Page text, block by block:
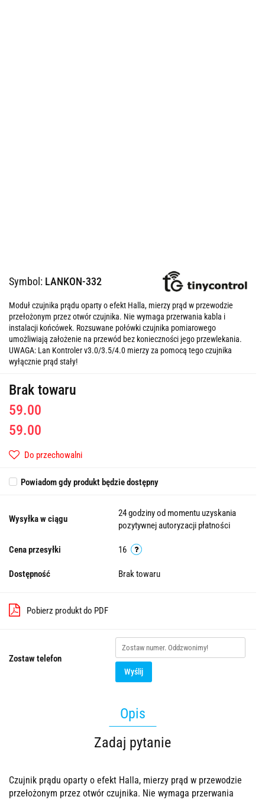
Symbol: LANKON-332
Moduł czujnika prądu oparty o efekt Halla, mierzy prąd w przewodzie
przełożonym przez otwór czujnika. Nie wymaga przerwania kabla i
instalacji końcówek. Rozsuwane połówki czujnika pomiarowego
umożliwiają założenie na przewód bez konieczności jego przewlekania.
UWAGA: Lan Kontroler v3.0/3.5/4.0 mierzy za pomocą tego czujnika
wyłącznie prąd stały!
Brak towaru
59.00
59.00
Do przechowalni
Powiadom gdy produkt będzie dostępny
Wysyłka w ciągu
24 godziny od momentu uzyskania
pozytywnej autoryzacji płatności
Cena przesyłki 16
Dostępność Brak towaru
Pobierz produkt do PDF
Zostaw telefon
Wyślij
Opis
Zadaj pytanie
Czujnik prądu oparty o efekt Halla, mierzy prąd w przewodzie
przełożonym przez otwór czujnika. Nie wymaga przerwania